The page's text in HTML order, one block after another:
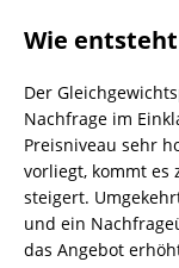
Wie
Der
Nachfrage im
Preisniveau sehr
vorliegt, kommt es
steigert.
und ein
das Angebot